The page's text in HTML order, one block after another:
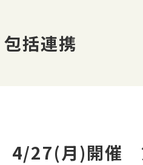
括連携
4/27(月)開催